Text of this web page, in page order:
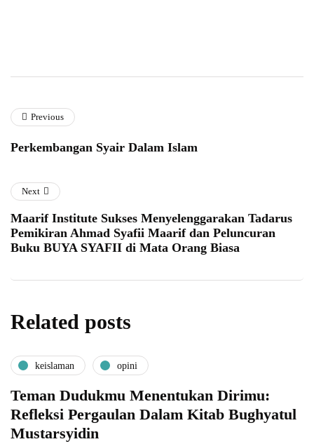
Previous
Perkembangan Syair Dalam Islam
Next
Maarif Institute Sukses Menyelenggarakan Tadarus
Pemikiran Ahmad Syafii Maarif dan Peluncuran
Buku BUYA SYAFII di Mata Orang Biasa
Related posts
keislaman opini
Teman Dudukmu Menentukan Dirimu:
Refleksi Pergaulan Dalam Kitab Bughyatul
Mustarsyidin